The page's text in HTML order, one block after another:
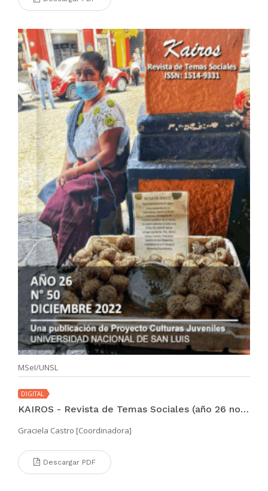
MSeI/UNSL
DIGITAL
KAIROS - Revista de Temas Sociales (año 26 no. 50 dic 2022)
Graciela Castro [Coordinadora]
Descargar PDF